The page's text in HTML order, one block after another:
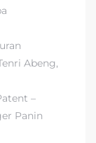
Abeng,
–
Panin